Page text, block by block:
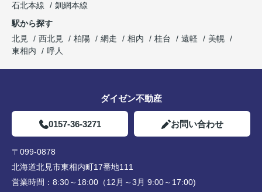
石北本線
釧網本線
駅から探す
北見
西北見 柏陽 網走 相内 桂台 遠軽
美幌
東相内
呼人
ダイゼン不動産
0157-36-3271 お問い合わせ
〒099-0878
北海道北見市東相内町17番地111
営業時間： 8:30～18:00（12月～3月 9:00～17:00)